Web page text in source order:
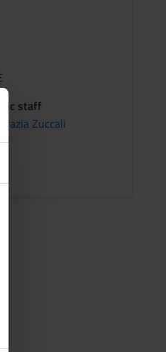
staff
Zuccali